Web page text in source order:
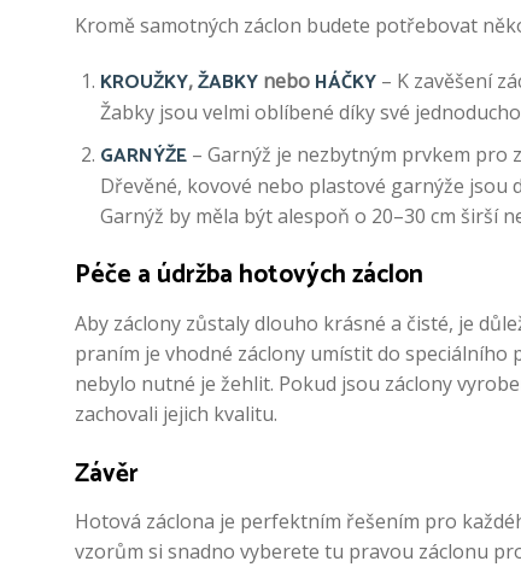
Kromě samotných záclon budete potřebovat
KROUŽKY,ŽABKYnebo HÁČKY– K zavěšení
Žabky jsou velmi oblíbené díky své
GARNÝŽE – Garnýž je nezbytným prvkem pro
Dřevěné, kovové nebo plastové garnýže jsou
Garnýž by měla být alespoň o 20–30 cm širší
Péče a údržba hotových záclon
Aby záclony zůstaly dlouho krásné a čisté, je
praním je vhodné záclony umístit do speciálního
nebylo nutné je žehlit. Pokud jsou záclony
zachovali jejich kvalitu.
Závěr
Hotová záclona je perfektním řešením pro
vzorům si snadno vyberete tu pravou záclonu